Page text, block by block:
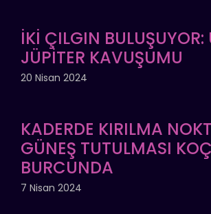
İKİ ÇILGIN
JÜPİTER KAVUŞUMU
20 Nisan 2024
KADERDE KIRILMA
GÜNEŞ TUTULMASI KOÇ
BURCUNDA
7 Nisan 2024